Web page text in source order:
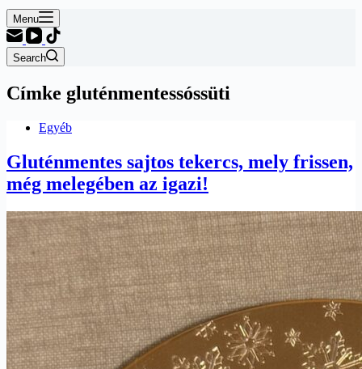
Menu
Search
Címke gluténmentessóssüti
Egyéb
Gluténmentes sajtos tekercs, mely frissen,
még melegében az igazi!